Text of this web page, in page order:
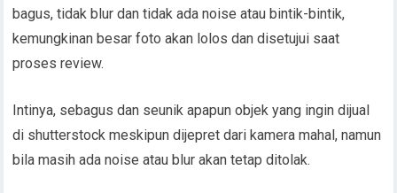
bagus, tidak blur dan tidak ada noise atau bintik-bintik,
kemungkinan besar foto akan lolos dan disetujui saat
proses review.
Intinya, sebagus dan seunik apapun objek yang ingin dijual
di shutterstock meskipun dijepret dari kamera mahal, namun
bila masih ada noise atau blur akan tetap ditolak.